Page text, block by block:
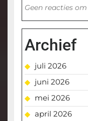
Geen reacties
Archief
juli 2026
juni 2026
mei 2026
april 2026